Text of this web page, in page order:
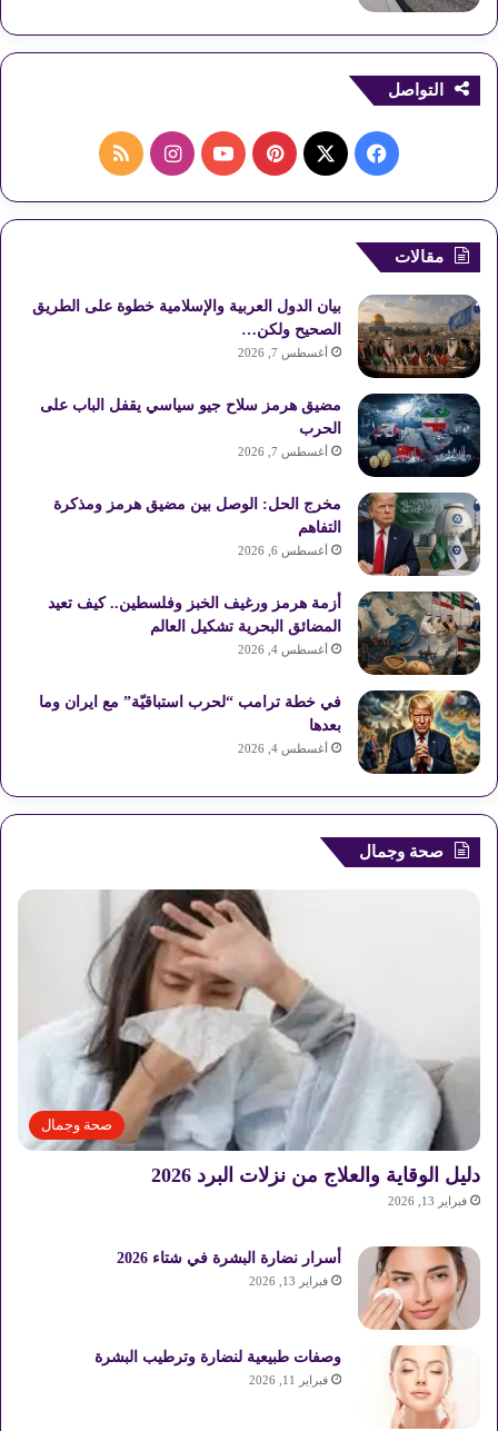
التواصل
ي
س
و
ك
X
ي
ي
ي
ت
Y
b
ن
ل
ق
R
مقالات
بيان الدول العربية والإسلامية خطوة على الطريق
الصحيح ولكن…
أغسطس 7, 2026
مضيق هرمز سلاح جيو سياسي يقفل الباب على
الحرب
أغسطس 7, 2026
مخرج الحل: الوصل بين مضيق هرمز ومذكرة
التفاهم
أغسطس 6, 2026
أزمة هرمز ورغيف الخبز وفلسطين.. كيف تعيد
المضائق البحرية تشكيل العالم
أغسطس 4, 2026
في خطة ترامب “لحرب استباقيّة” مع ايران وما
بعدها
أغسطس 4, 2026
صحة وجمال
صحة وجمال
دليل الوقاية والعلاج من نزلات البرد 2026
فبراير 13, 2026
أسرار نضارة البشرة في شتاء 2026
فبراير 13, 2026
وصفات طبيعية لنضارة وترطيب البشرة
فبراير 11, 2026